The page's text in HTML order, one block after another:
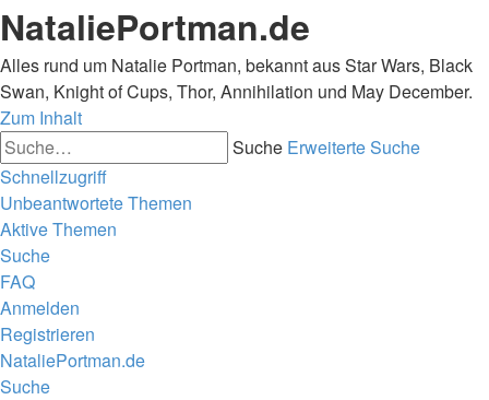
NataliePortman.de
Alles rund um Natalie Portman, bekannt aus Star Wars, Black
Swan, Knight of Cups, Thor, Annihilation und May December.
Zum Inhalt
Suche Erweiterte Suche
Schnellzugriff
Unbeantwortete Themen
Aktive Themen
Suche
FAQ
Anmelden
Registrieren
NataliePortman.de
Suche